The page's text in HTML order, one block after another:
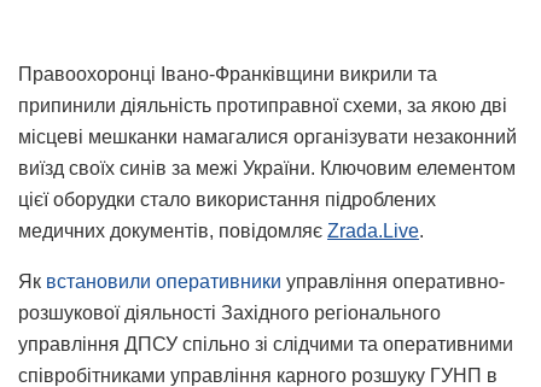
Правоохоронці Івано-Франківщини викрили та
припинили діяльність протиправної схеми, за якою дві
місцеві мешканки намагалися організувати незаконний
виїзд своїх синів за межі України. Ключовим елементом
цієї оборудки стало використання підроблених
медичних документів, повідомляє Zrada.Live.
Як встановили оперативники управління оперативно-
розшукової діяльності Західного регіонального
управління ДПСУ спільно зі слідчими та оперативними
співробітниками управління карного розшуку ГУНП в